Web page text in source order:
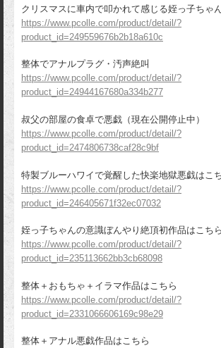
クリスマスに車内で叩かれて感じる姪っ子ちゃ
https://www.pcolle.com/product/detail/?
product_id=249559676b2b18a610c
整体でアナルプラグ・汚声絶叫
https://www.pcolle.com/product/detail/?
product_id=24944167680a334b277
叔父の部屋の食卓で悪戯（現在公開停止中）
https://www.pcolle.com/product/detail/?
product_id=2474806738caf28c9bf
特製ブルーハワイで覚醒した快楽地獄悪戯はこ
https://www.pcolle.com/product/detail/?
product_id=246405671f32ec07032
姪っ子ちゃんの意識ぼんやり絶頂初作品はこちら
https://www.pcolle.com/product/detail/?
product_id=235113662bb3cb68098
整体＋おもちゃ＋イラマ作品はこちら
https://www.pcolle.com/product/detail/?
product_id=2331066606169c98e29
整体＋アナル悪戯作品はこちら